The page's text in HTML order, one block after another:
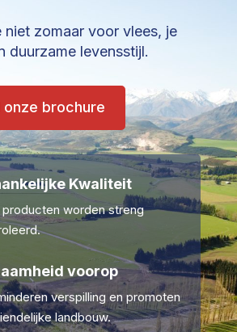
niet zomaar voor vlees, je
duurzame levensstijl.
onze brochure
Kwaliteit
producten worden streng
voorop
verspilling en promoten
landbouw.